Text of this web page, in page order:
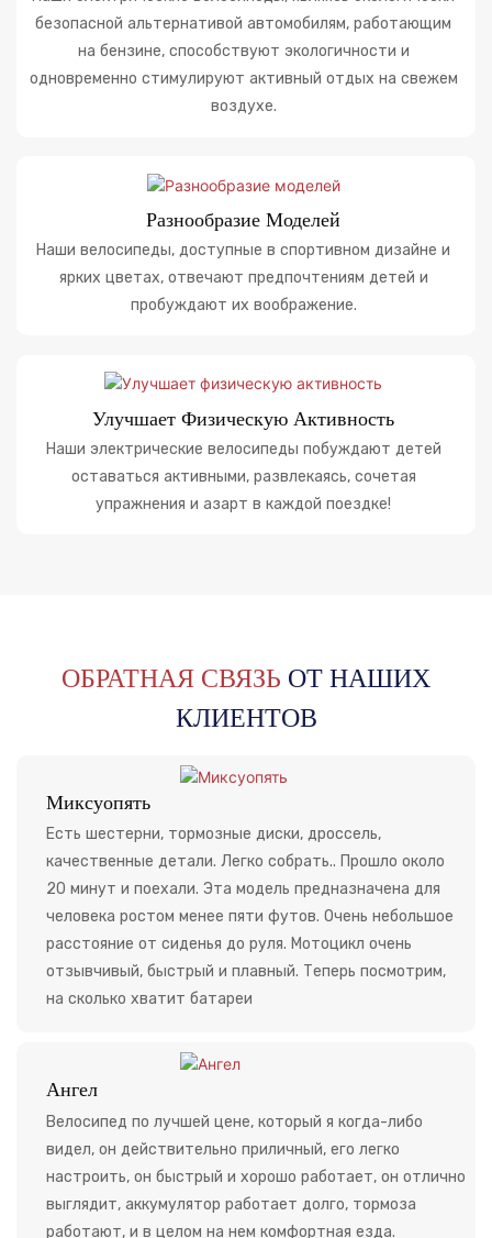
безопасной альтернативой автомобилям, работающим
на бензине, способствуют экологичности и
одновременно стимулируют активный отдых на свежем
воздухе.
Разнообразие Моделей
Наши велосипеды, доступные в спортивном дизайне и
ярких цветах, отвечают предпочтениям детей и
пробуждают их воображение.
Улучшает Физическую Активность
Наши электрические велосипеды побуждают детей
оставаться активными, развлекаясь, сочетая
упражнения и азарт в каждой поездке!
ОБРАТНАЯ СВЯЗЬ ОТ НАШИХ
КЛИЕНТОВ
Миксуопять
Есть шестерни, тормозные диски, дроссель,
качественные детали. Легко собрать.. Прошло около
20 минут и поехали. Эта модель предназначена для
человека ростом менее пяти футов. Очень небольшое
расстояние от сиденья до руля. Мотоцикл очень
отзывчивый, быстрый и плавный. Теперь посмотрим,
на сколько хватит батареи
Ангел
Велосипед по лучшей цене, который я когда-либо
видел, он действительно приличный, его легко
настроить, он быстрый и хорошо работает, он отлично
выглядит, аккумулятор работает долго, тормоза
работают, и в целом на нем комфортная езда.